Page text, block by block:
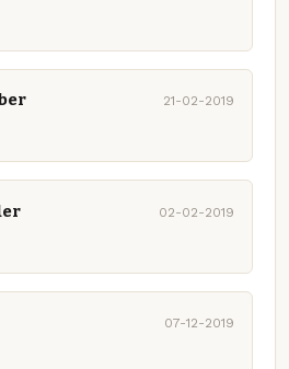
21-02-2019
02-02-2019
07-12-2019